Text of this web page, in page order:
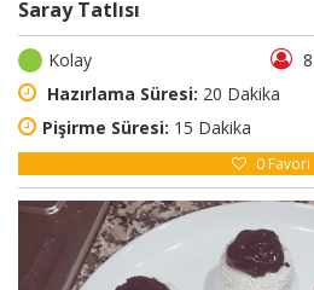
Saray Tatlısı
Kolay
Hazırlama Süresi: 20 Dakika
Pişirme Süresi: 15 Dakika
0 Favori